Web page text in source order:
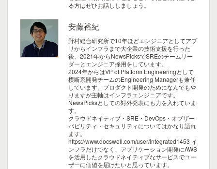
る方はぜひお話ししましょう。
安藤裕紀
野村総合研究所で10年ほどエンジニアとしてアプ
リからインフラまで大企業の技術支援を行った
後、2021年からNewsPicksでSREのチームリー
ダーとエンジニア採用をしています。
2024年からはVP of Platform Engineeringとして
横断系開発チームのEngineering Managerも兼任
しています。プロダクト開発のためになんでもや
りますが主軸はインフラエンジニアです。
NewsPicksとしての対外発表にも力を入れていま
す。
クラウドネイティブ・SRE・DevOps・オブザー
バビリティ・セキュリティについてはかなり語れ
ます。
https://www.docswell.com/user/integrated1453 イ
ンフラだけでなく、アプリケーション開発にAWS
を活用したクラウドネイティブなサービスでユー
ザーに価値を届けたいと思っています。